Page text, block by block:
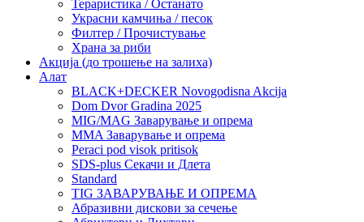
Тераристика / Останато
Украсни камчиња / песок
Филтер / Прочистување
Храна за риби
Акција (до трошење на залиха)
Алат
BLACK+DECKER Novogodisna Akcija
Dom Dvor Gradina 2025
MIG/MAG Заварување и опрема
MMA Заварување и опрема
Peraci pod visok pritisok
SDS-plus Секачи и Длета
Standard
TIG ЗАВАРУВАЊЕ И ОПРЕМА
Абразивни дискови за сечење